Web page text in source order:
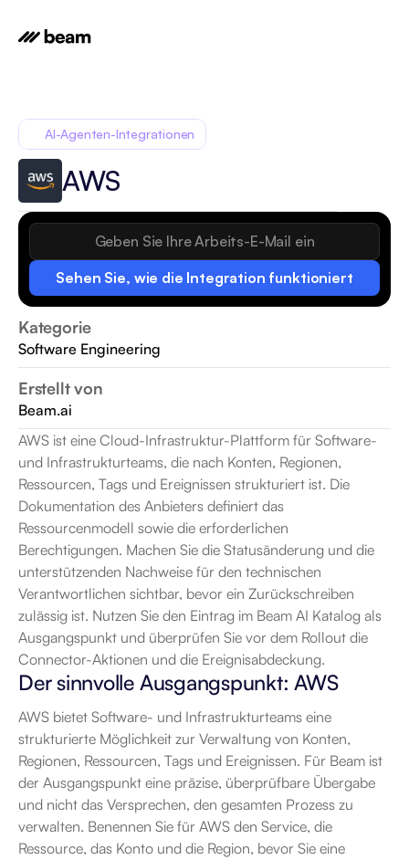
Sehen Sie, wie die Integration funktioniert
Kategorie
Software Engineering
Erstellt von
Beam.ai
AI-Agenten-Integrationen
AWS
AWS ist eine Cloud-Infrastruktur-Plattform für Software-
und Infrastrukturteams, die nach Konten, Regionen,
Ressourcen, Tags und Ereignissen strukturiert ist. Die
Dokumentation des Anbieters definiert das
Ressourcenmodell sowie die erforderlichen
Berechtigungen. Machen Sie die Statusänderung und die
unterstützenden Nachweise für den technischen
Verantwortlichen sichtbar, bevor ein Zurückschreiben
zulässig ist. Nutzen Sie den Eintrag im Beam AI Katalog als
Ausgangspunkt und überprüfen Sie vor dem Rollout die
Connector-Aktionen und die Ereignisabdeckung.
Der sinnvolle Ausgangspunkt: AWS
AWS bietet Software- und Infrastrukturteams eine
strukturierte Möglichkeit zur Verwaltung von Konten,
Regionen, Ressourcen, Tags und Ereignissen. Für Beam ist
der Ausgangspunkt eine präzise, überprüfbare Übergabe
und nicht das Versprechen, den gesamten Prozess zu
verwalten. Benennen Sie für AWS den Service, die
Ressource, das Konto und die Region, bevor Sie eine